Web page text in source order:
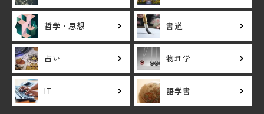
哲学・思想 書道
占い 物理学
IT 語学書